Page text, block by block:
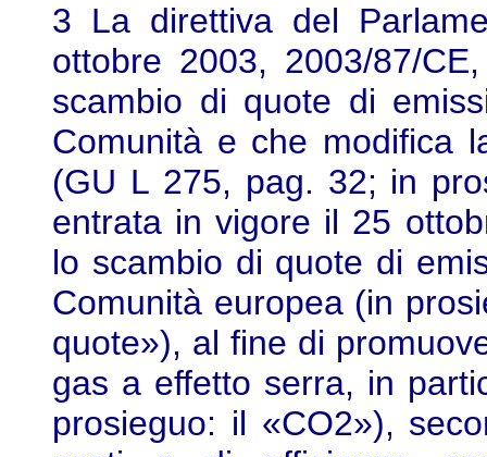
3 La direttiva del
ottobre 2003, 2003/87/
scambio di quote di
Comunità e che modifica
(GU L 275, pag. 32; in
entrata in vigore il 25
lo scambio di quote di
Comunità europea (in
quote»), al fine di
gas a effetto serra, in
prosieguo: il «CO2»),